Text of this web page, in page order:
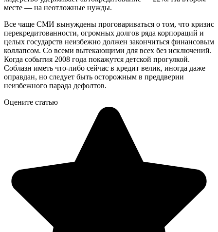
месте — на неотложные нужды.
Все чаще СМИ вынуждены проговариваться о том, что кризис
перекредитованности, огромных долгов ряда корпораций и
целых государств неизбежно должен закончиться финансовым
коллапсом. Со всеми вытекающими для всех без исключений.
Когда события 2008 года покажутся детской прогулкой.
Соблазн иметь что-либо сейчас в кредит велик, иногда даже
оправдан, но следует быть осторожным в преддверии
неизбежного парада дефолтов.
Оцените статью